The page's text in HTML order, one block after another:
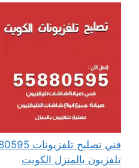
تلفزيون بالمنزل الكويت